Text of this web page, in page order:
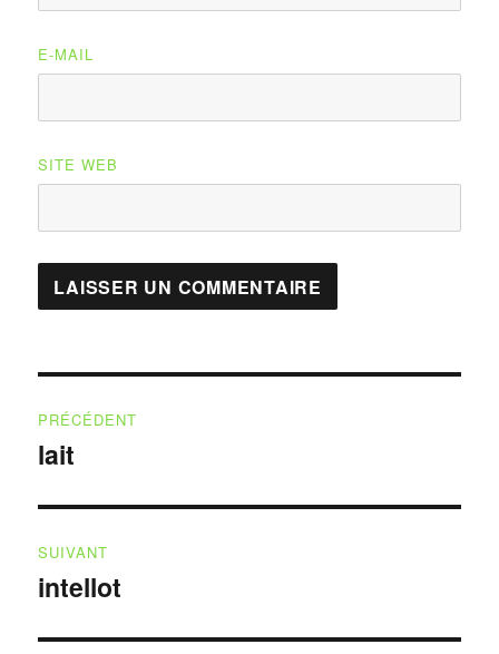
E-MAIL
SITE WEB
de
PRÉCÉDENT
Publication
lait
SUIVANT
Publication
intellot